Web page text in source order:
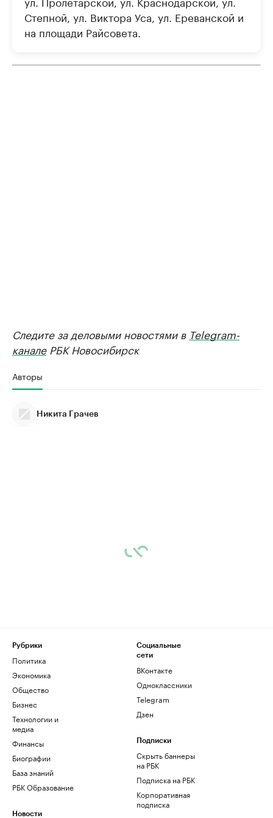
Степной, ул. Виктора Уса, ул. Ереванской и
на площади Райсовета.
Следите за деловыми новостями в Telegram-
каналеРБК Новосибирск
Авторы
Никита Грачев
Рубрики
Политика
Экономика
Общество
Бизнес
Технологии и
медиа
Финансы
Биографии
База знаний
РБК Образование
Новости
Социальные
сети
ВКонтакте
Одноклассники
Telegram
Дзен
Подписки
Скрыть баннеры
на РБК
Подписка на РБК
Корпоративная
подписка